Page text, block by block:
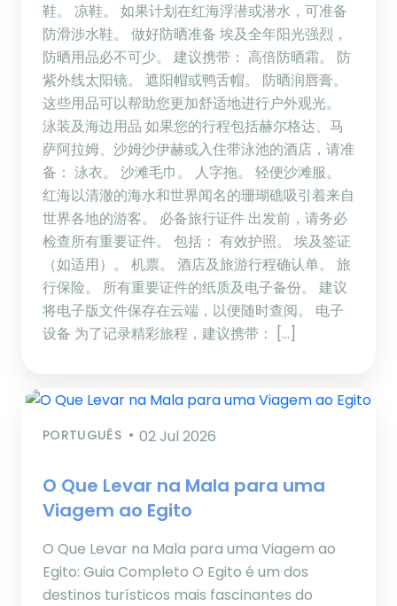
鞋。 凉鞋。 如果计划在红海浮潜或潜水，可准备
防滑涉水鞋。 做好防晒准备 埃及全年阳光强烈，
防晒用品必不可少。 建议携带： 高倍防晒霜。 防
紫外线太阳镜。 遮阳帽或鸭舌帽。 防晒润唇膏。
这些用品可以帮助您更加舒适地进行户外观光。
泳装及海边用品 如果您的行程包括赫尔格达、马
萨阿拉姆、沙姆沙伊赫或入住带泳池的酒店，请准
备： 泳衣。 沙滩毛巾。 人字拖。 轻便沙滩服。
红海以清澈的海水和世界闻名的珊瑚礁吸引着来自
世界各地的游客。 必备旅行证件 出发前，请务必
检查所有重要证件。 包括： 有效护照。 埃及签证
（如适用）。 机票。 酒店及旅游行程确认单。 旅
行保险。 所有重要证件的纸质及电子备份。 建议
将电子版文件保存在云端，以便随时查阅。 电子
设备 为了记录精彩旅程，建议携带： […]
PORTUGUÊS 02 Jul 2026
O Que Levar na Mala para uma
Viagem ao Egito
O Que Levar na Mala para uma Viagem ao
Egito: Guia Completo O Egito é um dos
destinos turísticos mais fascinantes do